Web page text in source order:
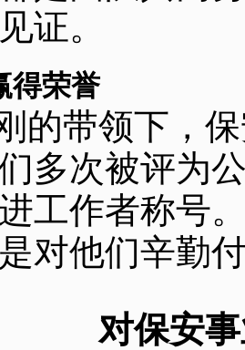
证。
得荣誉
的带领下，
多次被评为
工作者称号
对他们辛勤
对保安